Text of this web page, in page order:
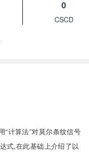
0
CSCD
“计算法”对莫尔条纹信号
式,在此基础上介绍了以